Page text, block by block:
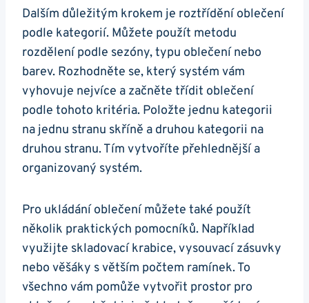
Dalším důležitým krokem je roztřídění oblečení
podle kategorií. Můžete použít metodu
rozdělení podle sezóny, typu oblečení nebo
barev. Rozhodněte se, který systém vám
vyhovuje nejvíce a začněte třídit oblečení
podle tohoto kritéria. Položte jednu kategorii
na jednu stranu skříně a druhou kategorii na
druhou stranu. Tím vytvoříte přehlednější a
organizovaný systém.
Pro ukládání oblečení můžete také použít
několik praktických pomocníků. Například
využijte skladovací krabice, vysouvací zásuvky
nebo věšáky s větším počtem ramínek. To
všechno vám pomůže vytvořit prostor pro